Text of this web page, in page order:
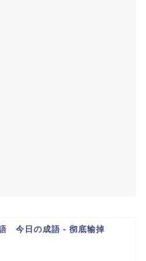
今日の成語 - 彻底输掉